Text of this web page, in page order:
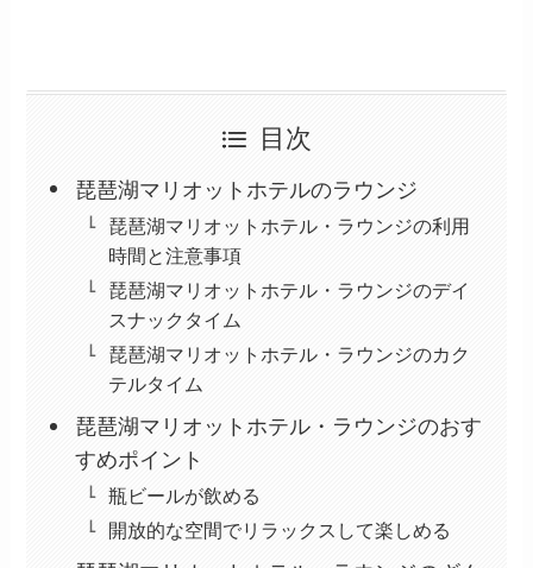
目次
琵琶湖マリオットホテルのラウンジ
琵琶湖マリオットホテル・ラウンジの利用
時間と注意事項
琵琶湖マリオットホテル・ラウンジのデイ
スナックタイム
琵琶湖マリオットホテル・ラウンジのカク
テルタイム
琵琶湖マリオットホテル・ラウンジのおす
すめポイント
瓶ビールが飲める
開放的な空間でリラックスして楽しめる